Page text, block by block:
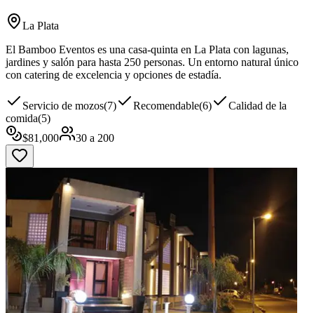
La Plata
El Bamboo Eventos es una casa-quinta en La Plata con lagunas,
jardines y salón para hasta 250 personas. Un entorno natural único
con catering de excelencia y opciones de estadía.
Servicio de mozos(7) Recomendable(6)
Calidad de la
comida(5)
$81,000 30 a 200